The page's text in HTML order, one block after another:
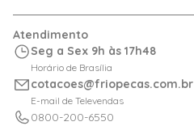
Logística
Meus Pedidos
Calculadora de BTUs
Portal de Boletos
Orçamentos
Atendimento
Seg a Sex 9h às 17h48
Horário de Brasília
cotacoes@friopecas.com.br
E-mail de Televendas
0800-200-6550